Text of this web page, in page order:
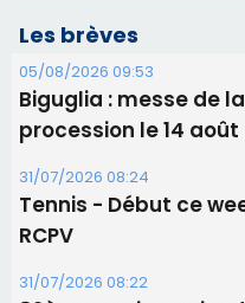
31/07/2026 08:22
82ème anniversaire
Commandant
30/07/2026 10:16
Lecci : I Messageri
30/07/2026 09:55
Corte : I Chjami